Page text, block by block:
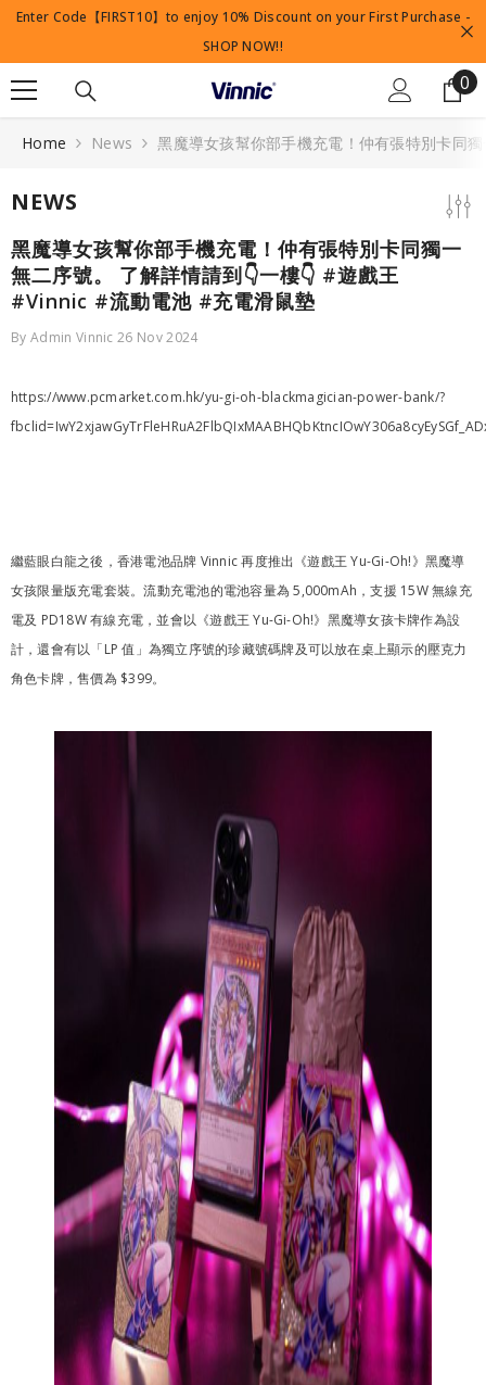
SKIP TO CONTENT
Enter Code【FIRST10】to enjoy 10% Discount on your First Purchase -
SHOP NOW!!
00
Home News 黑魔導女孩幫你部手機充電！仲有張特別卡同
NEWS
ADD TO CART
VINNIC POWER
Vinnic SNOWDON 3合1 復古無線充電座 |
15W 快充、白噪音、雙鬧鐘 |
HK$399.00 HK$339.00
黑魔導女孩幫你部手機充電！仲有張特別卡同獨一
無二序號。 了解詳情請到👇一樓👇 #遊戲王
#Vinnic #流動電池 #充電滑鼠墊
By Admin Vinnic 26 Nov 2024
https://www.pcmarket.com.hk/yu-gi-oh-blackmagician-power-bank/?
繼藍眼白龍之後，香港電池品牌 Vinnic 再度推出《遊戲王 Yu-Gi-Oh!》黑魔導
女孩限量版充電套裝。流動充電池的電池容量為 5,000mAh，支援 15W 無線充
電及 PD18W 有線充電，並會以《遊戲王 Yu-Gi-Oh!》黑魔導女孩卡牌作為設
計，還會有以「LP 值」為獨立序號的珍藏號碼牌及可以放在桌上顯示的壓克力
角色卡牌，售價為 $399。